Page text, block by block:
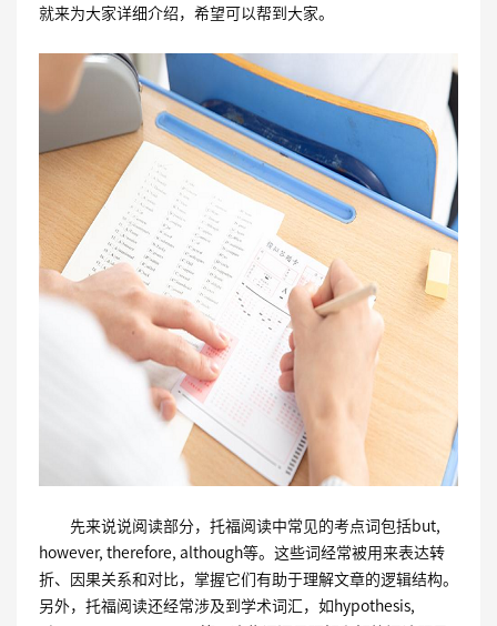
就来为大家详细介绍，希望可以帮到大家。
先来说说阅读部分，托福阅读中常见的考点词包括but,
however, therefore, although等。这些词经常被用来表达转
折、因果关系和对比，掌握它们有助于理解文章的逻辑结构。
另外，托福阅读还经常涉及到学术词汇，如hypothesis,